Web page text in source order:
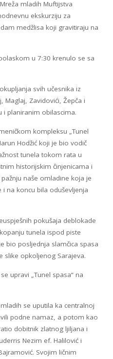
mladih Muftijstva
ekskurziju za
medžlisa koji gravitiraju na
u 7:30 krenulo se sa
svih učesnika iz
Maglaj, Zavidovići, Žepča i
i planiranim obilascima.
kompleksu „Tunel
Hodžić koji je bio vodič
tunela tokom rata u
historijskim činjenicama i
naše omladine koja je
na koncu bila oduševljenja
pokušaja deblokade
tunela ispod piste
bio posljednja slamčica spasa
slike opkoljenog Sarajeva.
upravi „Tunel spasa“ na
se uputila ka centralnoj
podne namaz, a potom kao
dobitnik zlatnog ljiljana i
Nezim ef. Halilović i
Svojim ličnim